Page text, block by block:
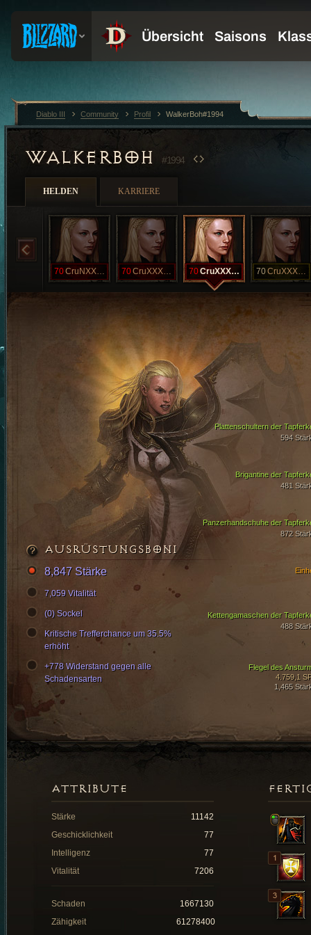
WALKERBOH #1994
HELDEN KARRIERE
70 CruNXXXVIIc 70 CruXXXVIII 70 CruXXXVIh 70 CruXXXVIn
Brigantine der
481
Panzerhandschuhe der
872
Plattenschultern der
594
Kettengamaschen der
488
Flegel des
4.759,1
1,465
AUSRÜSTUNGSBONI
8,847 Stärke
7,059 Vitalität
(0) Sockel
Kritische Trefferchance um 35.5%
erhöht
+778 Widerstand gegen alle
Schadensarten
ATTRIBUTE
Stärke
11142
Geschicklichkeit
77
Intelligenz
77
Vitalität
7206
Schaden
1667130
Zähigkeit
61278400
Diablo III Community Profil WalkerBoh#1994